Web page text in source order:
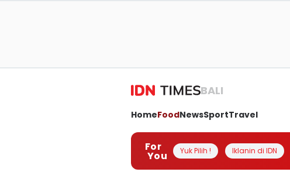
BALI
HomeFoodNewsSportTravel
For
You Yuk Pilih ! Iklanin di IDN